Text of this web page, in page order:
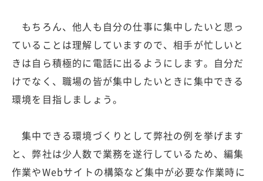
もちろん、他人も自分の仕事に集中したいと思っ
ていることは理解していますので、相手が忙しいと
きは自ら積極的に電話に出るようにします。自分だ
けでなく、職場の皆が集中したいときに集中できる
環境を目指しましょう。
集中できる環境づくりとして弊社の例を挙げます
と、弊社は少人数で業務を遂行しているため、編集
作業やWebサイトの構築など集中が必要な作業時に